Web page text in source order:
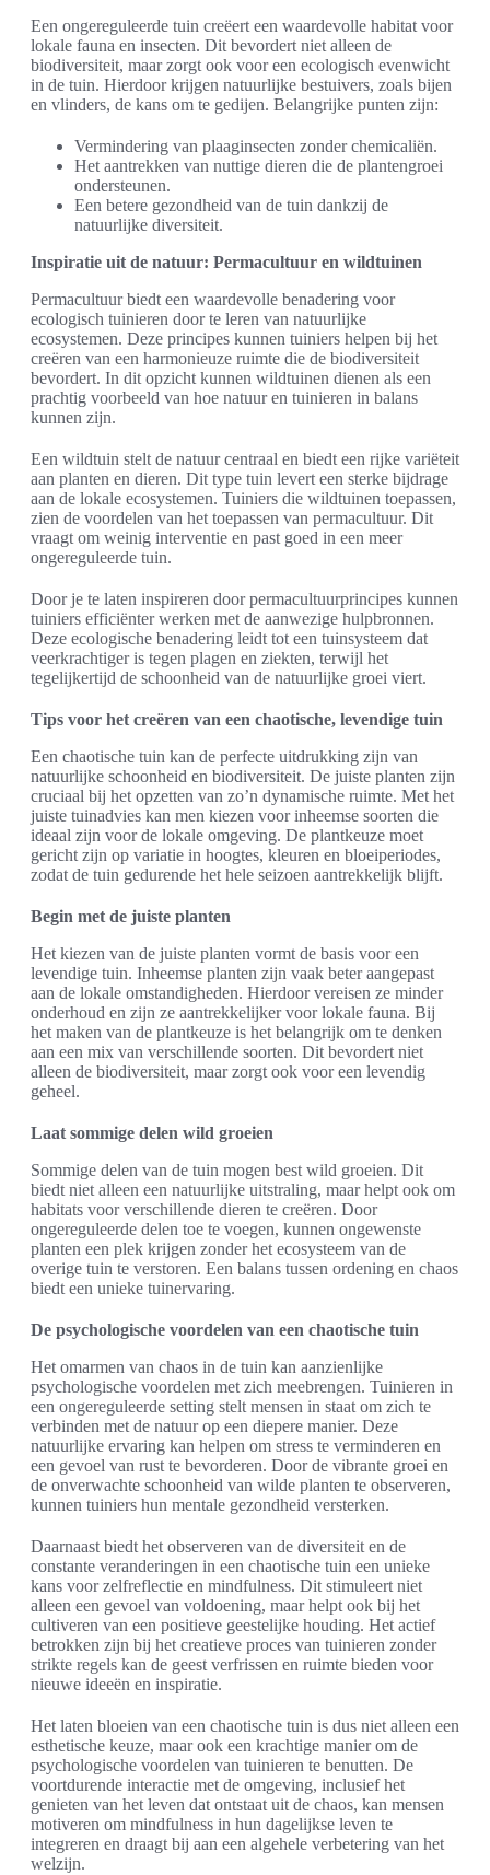
Een ongereguleerde tuin creëert een waardevolle habitat voor
lokale fauna en insecten. Dit bevordert niet alleen de
biodiversiteit, maar zorgt ook voor een ecologisch evenwicht
in de tuin. Hierdoor krijgen natuurlijke bestuivers, zoals bijen
en vlinders, de kans om te gedijen. Belangrijke punten zijn:
Vermindering van plaaginsecten zonder chemicaliën.
Het aantrekken van nuttige dieren die de plantengroei
ondersteunen.
Een betere gezondheid van de tuin dankzij de
natuurlijke diversiteit.
Inspiratie uit de natuur: Permacultuur en wildtuinen
Permacultuur biedt een waardevolle benadering voor
ecologisch tuinieren door te leren van natuurlijke
ecosystemen. Deze principes kunnen tuiniers helpen bij het
creëren van een harmonieuze ruimte die de biodiversiteit
bevordert. In dit opzicht kunnen wildtuinen dienen als een
prachtig voorbeeld van hoe natuur en tuinieren in balans
kunnen zijn.
Een wildtuin stelt de natuur centraal en biedt een rijke variëteit
aan planten en dieren. Dit type tuin levert een sterke bijdrage
aan de lokale ecosystemen. Tuiniers die wildtuinen toepassen,
zien de voordelen van het toepassen van permacultuur. Dit
vraagt om weinig interventie en past goed in een meer
ongereguleerde tuin.
Door je te laten inspireren door permacultuurprincipes kunnen
tuiniers efficiënter werken met de aanwezige hulpbronnen.
Deze ecologische benadering leidt tot een tuinsysteem dat
veerkrachtiger is tegen plagen en ziekten, terwijl het
tegelijkertijd de schoonheid van de natuurlijke groei viert.
Tips voor het creëren van een chaotische, levendige tuin
Een chaotische tuin kan de perfecte uitdrukking zijn van
natuurlijke schoonheid en biodiversiteit. De juiste planten zijn
cruciaal bij het opzetten van zo’n dynamische ruimte. Met het
juiste tuinadvies kan men kiezen voor inheemse soorten die
ideaal zijn voor de lokale omgeving. De plantkeuze moet
gericht zijn op variatie in hoogtes, kleuren en bloeiperiodes,
zodat de tuin gedurende het hele seizoen aantrekkelijk blijft.
Begin met de juiste planten
Het kiezen van de juiste planten vormt de basis voor een
levendige tuin. Inheemse planten zijn vaak beter aangepast
aan de lokale omstandigheden. Hierdoor vereisen ze minder
onderhoud en zijn ze aantrekkelijker voor lokale fauna. Bij
het maken van de plantkeuze is het belangrijk om te denken
aan een mix van verschillende soorten. Dit bevordert niet
alleen de biodiversiteit, maar zorgt ook voor een levendig
geheel.
Laat sommige delen wild groeien
Sommige delen van de tuin mogen best wild groeien. Dit
biedt niet alleen een natuurlijke uitstraling, maar helpt ook om
habitats voor verschillende dieren te creëren. Door
ongereguleerde delen toe te voegen, kunnen ongewenste
planten een plek krijgen zonder het ecosysteem van de
overige tuin te verstoren. Een balans tussen ordening en chaos
biedt een unieke tuinervaring.
De psychologische voordelen van een chaotische tuin
Het omarmen van chaos in de tuin kan aanzienlijke
psychologische voordelen met zich meebrengen. Tuinieren in
een ongereguleerde setting stelt mensen in staat om zich te
verbinden met de natuur op een diepere manier. Deze
natuurlijke ervaring kan helpen om stress te verminderen en
een gevoel van rust te bevorderen. Door de vibrante groei en
de onverwachte schoonheid van wilde planten te observeren,
kunnen tuiniers hun mentale gezondheid versterken.
Daarnaast biedt het observeren van de diversiteit en de
constante veranderingen in een chaotische tuin een unieke
kans voor zelfreflectie en mindfulness. Dit stimuleert niet
alleen een gevoel van voldoening, maar helpt ook bij het
cultiveren van een positieve geestelijke houding. Het actief
betrokken zijn bij het creatieve proces van tuinieren zonder
strikte regels kan de geest verfrissen en ruimte bieden voor
nieuwe ideeën en inspiratie.
Het laten bloeien van een chaotische tuin is dus niet alleen een
esthetische keuze, maar ook een krachtige manier om de
psychologische voordelen van tuinieren te benutten. De
voortdurende interactie met de omgeving, inclusief het
genieten van het leven dat ontstaat uit de chaos, kan mensen
motiveren om mindfulness in hun dagelijkse leven te
integreren en draagt bij aan een algehele verbetering van het
welzijn.